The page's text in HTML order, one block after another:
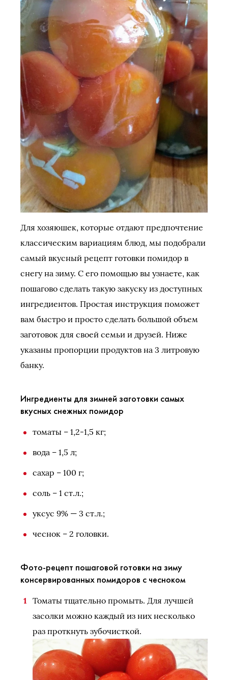
Для хозяюшек, которые отдают предпочтение
классическим вариациям блюд, мы подобрали
самый вкусный рецепт готовки помидор в
снегу на зиму. С его помощью вы узнаете, как
пошагово сделать такую закуску из доступных
ингредиентов. Простая инструкция поможет
вам быстро и просто сделать большой объем
заготовок для своей семьи и друзей. Ниже
указаны пропорции продуктов на 3 литровую
банку.
Ингредиенты для зимней заготовки самых
вкусных снежных помидор
томаты – 1,2-1,5 кг;
вода – 1,5 л;
сахар – 100 г;
соль – 1 ст.л.;
уксус 9% — 3 ст.л.;
чеснок – 2 головки.
Фото-рецепт пошаговой готовки на зиму
консервированных помидоров с чесноком
Томаты тщательно промыть. Для лучшей
засолки можно каждый из них несколько
раз проткнуть зубочисткой.